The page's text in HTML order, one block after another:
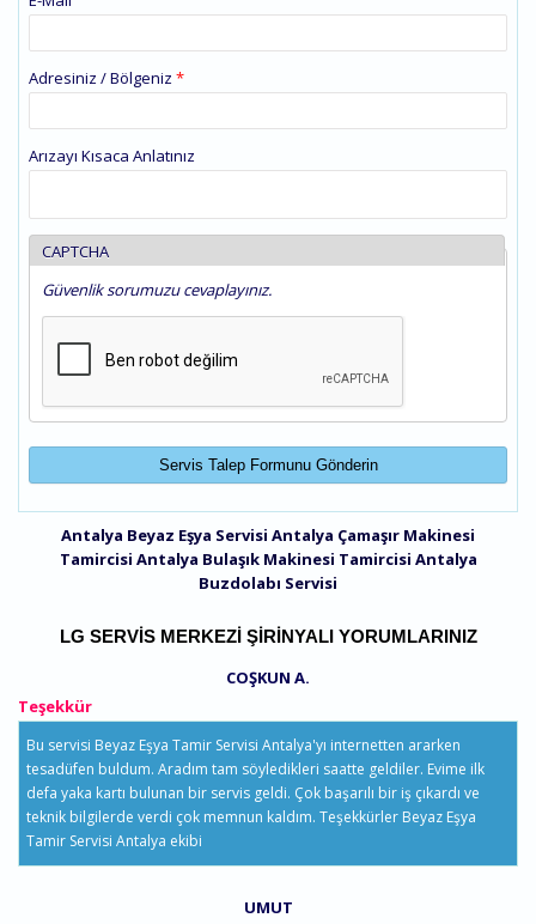
Adresiniz / Bölgeniz*
Arızayı Kısaca Anlatınız
CAPTCHA
Güvenlik sorumuzu cevaplayınız.
Antalya Beyaz Eşya Servisi Antalya Çamaşır Makinesi
Tamircisi Antalya Bulaşık Makinesi Tamircisi Antalya
Buzdolabı Servisi
LG SERVIS MERKEZI ŞIRINYALI YORUMLARINIZ
COŞKUN A.
Teşekkür
Bu servisi Beyaz Eşya Tamir Servisi Antalya'yı internetten ararken
tesadüfen buldum. Aradım tam söyledikleri saatte geldiler. Evime ilk
defa yaka kartı bulunan bir servis geldi. Çok başarılı bir iş çıkardı ve
teknik bilgilerde verdi çok memnun kaldım. Teşekkürler Beyaz Eşya
Tamir Servisi Antalya ekibi
UMUT